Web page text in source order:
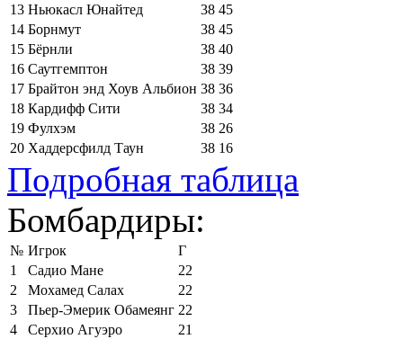
13 Ньюкасл Юнайтед 38 45
14 Борнмут 38 45
15 Бёрнли 38 40
16 Саутгемптон 38 39
17 Брайтон энд Хоув Альбион 38 36
18 Кардифф Сити 38 34
19 Фулхэм 38 26
20 Хаддерсфилд Таун 38 16
Подробная таблица
Бомбардиры:
№ Игрок
Г
1
Садио Мане
22
2
Мохамед Салах
22
3
Пьер-Эмерик Обамеянг 22
4
Серхио Агуэро
21